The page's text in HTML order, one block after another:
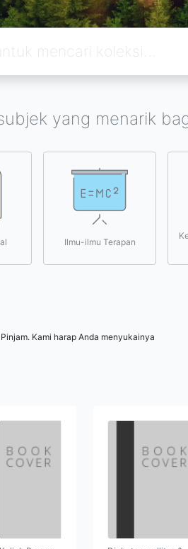
yang menarik
Ilmu-ilmu Terapan
Kami harap Anda menyukainya